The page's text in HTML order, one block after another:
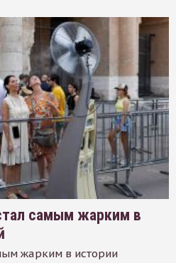
самым жарким в
жарким в истории